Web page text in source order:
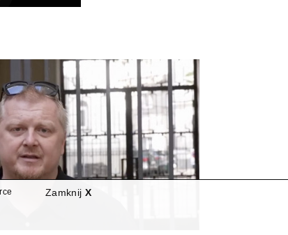
Zamknij X